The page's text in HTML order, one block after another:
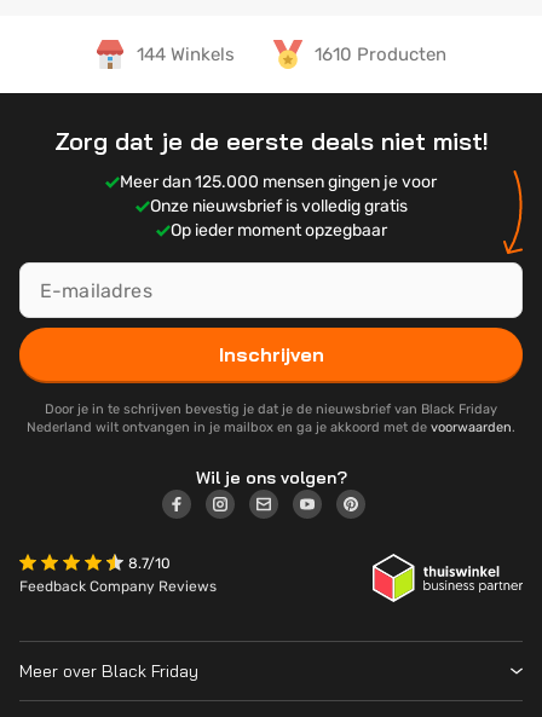
144 Winkels 1610 Producten
Zorg dat je de eerste deals niet mist!
Meer dan 125.000 mensen gingen je voor
Onze nieuwsbrief is volledig gratis
Op ieder moment opzegbaar
Inschrijven
Door je in te schrijven bevestig je dat je de nieuwsbrief van Black Friday
Nederland wilt ontvangen in je mailbox en ga je akkoord met de voorwaarden.
Wil je ons volgen?
8.7/10
Feedback Company Reviews
Meer over Black Friday